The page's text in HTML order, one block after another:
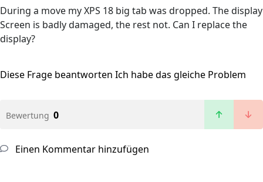
During a move my XPS 18 big tab was dropped. The display
Screen is badly damaged, the rest not. Can I replace the
display?
Diese Frage beantworten Ich habe das gleiche Problem
Bewertung 0
Einen Kommentar hinzufügen